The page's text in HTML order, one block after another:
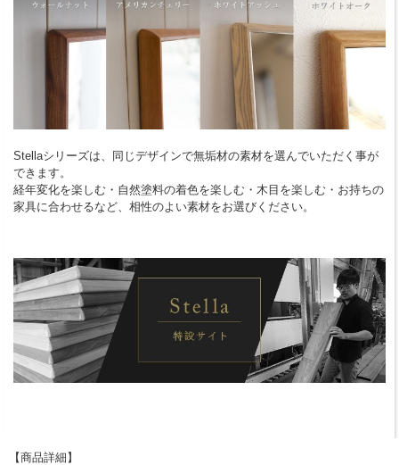
Stellaシリーズは、同じデザインで無垢材の素材を選んでいただく事が
できます。
経年変化を楽しむ・自然塗料の着色を楽しむ・木目を楽しむ・お持ちの
家具に合わせるなど、相性のよい素材をお選びください。
【商品詳細】